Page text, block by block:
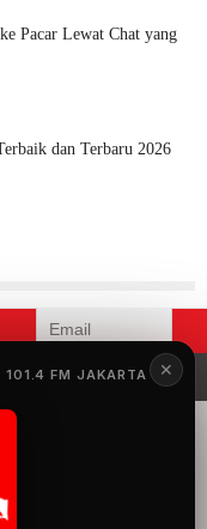
✕
101.4 FM JAKARTA
Pacar Lewat Chat yang
dan Terbaru 2026
radio yang
siaran yang
semua hal